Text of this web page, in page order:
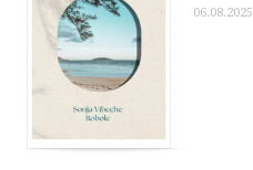
06.08.2025